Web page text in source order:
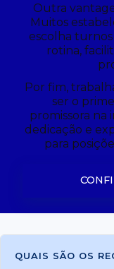
Outra
Muitos
escolha
rotina,
Por fim,
ser o
promissora na
dedicação e
para
QUAIS SÃO OS